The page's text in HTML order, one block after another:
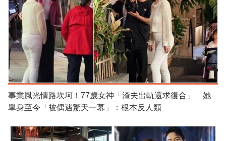
事業風光情路坎坷！77歲女神「渣夫出軌還求復合」 她
單身至今「被偶遇驚天一幕」：根本反人類